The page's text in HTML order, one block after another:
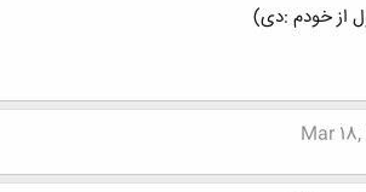
از خودم :دی)
Mar 18,